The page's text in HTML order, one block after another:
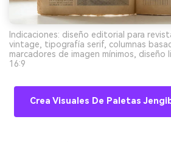
Indicaciones: diseño editorial para
vintage, tipografía serif, columnas
marcadores de imagen mínimos,
16:9
Crea Visuales De Paletas